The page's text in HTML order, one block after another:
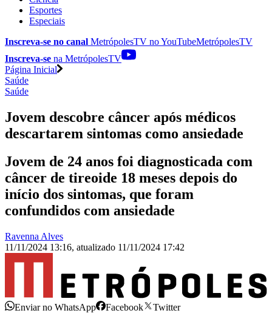
Esportes
Especiais
Inscreva-se no canal MetrópolesTV noYouTubeMetrópolesTV
Inscreva-se na MetrópolesTV
Página Inicial
Saúde
Saúde
Jovem descobre câncer após médicos
descartarem sintomas como ansiedade
Jovem de 24 anos foi diagnosticada com
câncer de tireoide 18 meses depois do
início dos sintomas, que foram
confundidos com ansiedade
Ravenna Alves
11/11/2024 13:16, atualizado 11/11/2024 17:42
Enviar no WhatsApp Facebook
Twitter